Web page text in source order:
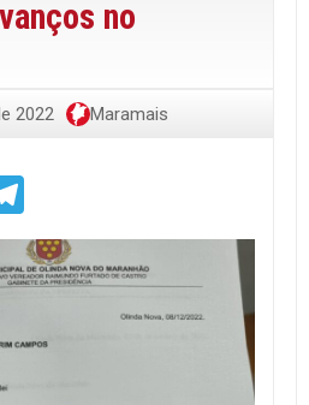
no
2022 Maramais